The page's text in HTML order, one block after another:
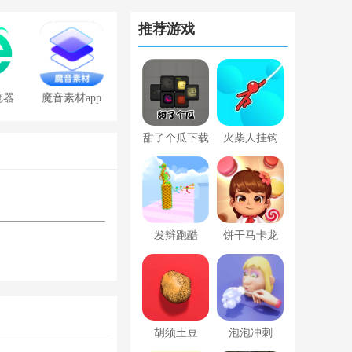
器 魔音素材app
推荐游戏
甜了个瓜下载
手机版
火柴人挂钩
发辫跑酷 饼干马卡龙
胡须土豆 泡泡冲刺